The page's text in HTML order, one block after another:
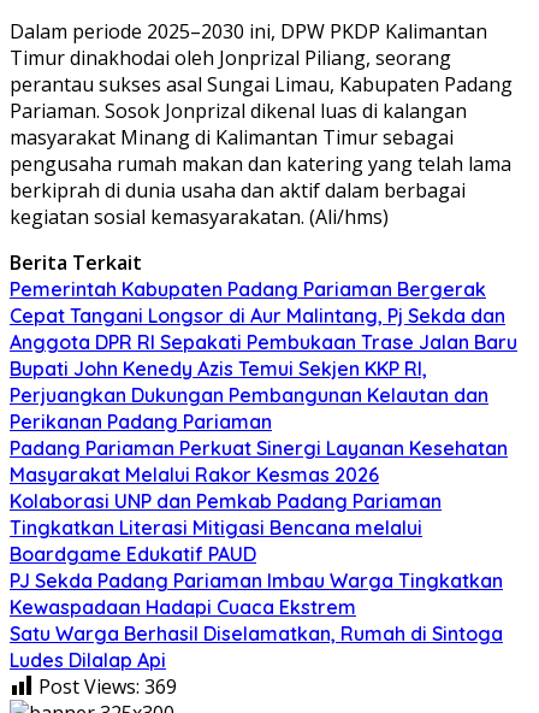
Dalam periode 2025–2030 ini, DPW PKDP Kalimantan
Timur dinakhodai oleh Jonprizal Piliang, seorang
perantau sukses asal Sungai Limau, Kabupaten Padang
Pariaman. Sosok Jonprizal dikenal luas di kalangan
masyarakat Minang di Kalimantan Timur sebagai
pengusaha rumah makan dan katering yang telah lama
berkiprah di dunia usaha dan aktif dalam berbagai
kegiatan sosial kemasyarakatan. (Ali/hms)
Berita Terkait
Pemerintah Kabupaten Padang Pariaman Bergerak
Cepat Tangani Longsor di Aur Malintang, Pj Sekda dan
Anggota DPR RI Sepakati Pembukaan Trase Jalan Baru
Bupati John Kenedy Azis Temui Sekjen KKP RI,
Perjuangkan Dukungan Pembangunan Kelautan dan
Perikanan Padang Pariaman
Padang Pariaman Perkuat Sinergi Layanan Kesehatan
Masyarakat Melalui Rakor Kesmas 2026
Kolaborasi UNP dan Pemkab Padang Pariaman
Tingkatkan Literasi Mitigasi Bencana melalui
Boardgame Edukatif PAUD
PJ Sekda Padang Pariaman Imbau Warga Tingkatkan
Kewaspadaan Hadapi Cuaca Ekstrem
Satu Warga Berhasil Diselamatkan, Rumah di Sintoga
Ludes Dilalap Api
Post Views: 369